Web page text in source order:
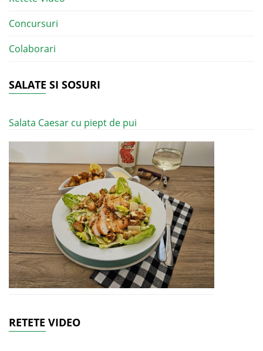
Concursuri
Colaborari
SALATE SI SOSURI
Salata Caesar cu piept de pui
RETETE VIDEO